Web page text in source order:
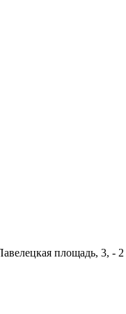
площадь, 3, - 2